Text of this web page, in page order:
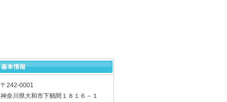
〒242-0001
神奈川県大和市下鶴間１８１６－１